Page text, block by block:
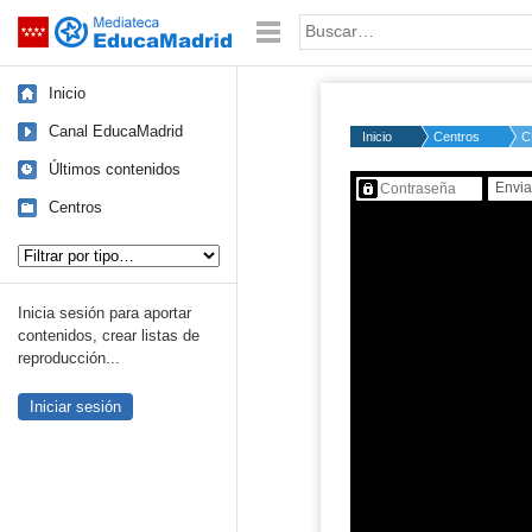
Saltar navegación Palabra o frase:
Inicio
Canal EducaMadrid
Últimos contenidos
Centros
Inicia sesión para aportar
contenidos, crear listas de
reproducción...
Iniciar sesión
Inicio Centros
Contenido protegido…